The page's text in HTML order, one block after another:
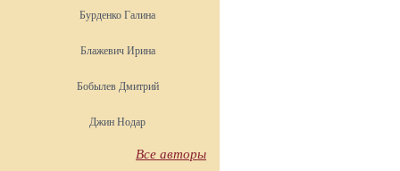
Бурденко Галина
Блажевич Ирина
Бобылев Дмитрий
Джин Нодар
Все авторы